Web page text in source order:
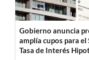
Gobierno anuncia
amplía cupos para el
Tasa de Interés